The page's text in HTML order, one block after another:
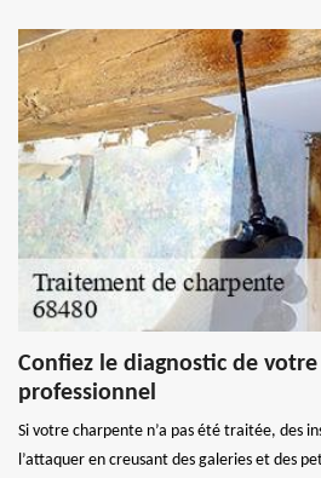
Confiez le diagnostic de
professionnel
Si votre charpente n’a pas été traitée, des
l’attaquer en creusant des galeries et des